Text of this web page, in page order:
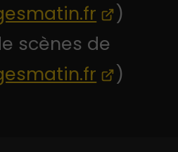
)
scènes de
)